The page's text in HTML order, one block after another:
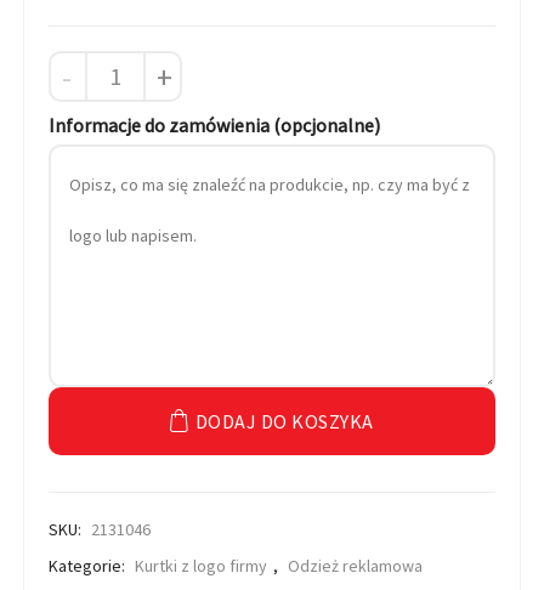
- +
Informacje do zamówienia (opcjonalne)
DODAJ DO KOSZYKA
SKU: 2131046
Kategorie: Kurtki z logo firmy , Odzież reklamowa